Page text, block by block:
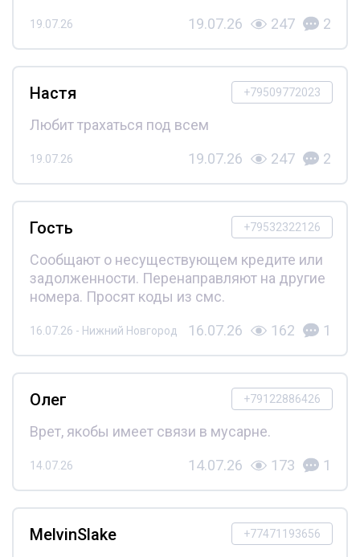
19.07.26 19.07.26 247 2
+79509772023
Настя
Любит трахаться под всем
19.07.26 19.07.26 247 2
+79532322126
Гость
Сообщают о несуществующем кредите или
задолженности. Перенаправляют на другие
номера. Просят коды из смс.
16.07.26 - Нижний Новгород 16.07.26 162 1
+79122886426
Олег
Врет, якобы имеет связи в мусарне.
14.07.26 14.07.26 173 1
+77471193656
MelvinSlake